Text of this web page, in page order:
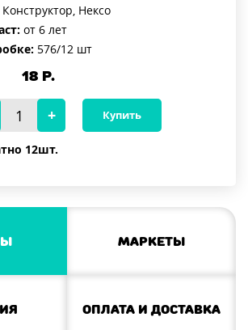
Конструктор, Нексо
от 6 лет
576/12 шт
18Р.
12шт.
Купить
Маркеты
Оплата и доставка